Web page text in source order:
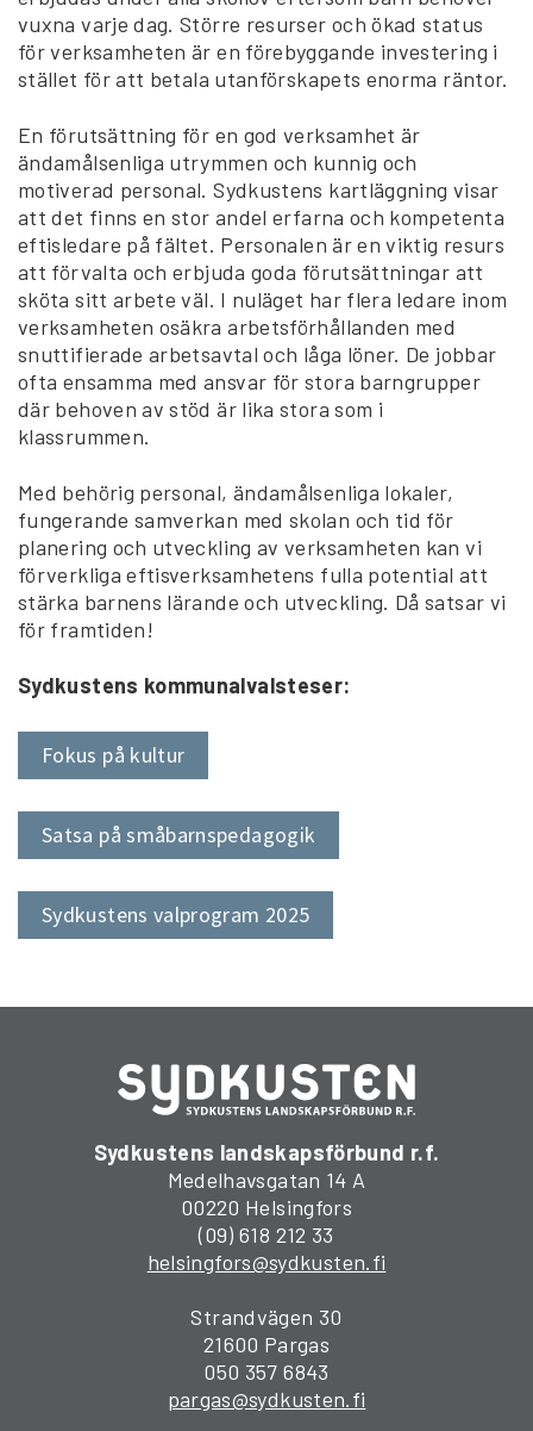
vuxna varje dag. Större resurser och ökad status
för verksamheten är en förebyggande investering i
stället för att betala utanförskapets enorma räntor.
En förutsättning för en god verksamhet är
ändamålsenliga utrymmen och kunnig och
motiverad personal. Sydkustens kartläggning visar
att det finns en stor andel erfarna och kompetenta
eftisledare på fältet. Personalen är en viktig resurs
att förvalta och erbjuda goda förutsättningar att
sköta sitt arbete väl. I nuläget har flera ledare inom
verksamheten osäkra arbetsförhållanden med
snuttifierade arbetsavtal och låga löner. De jobbar
ofta ensamma med ansvar för stora barngrupper
där behoven av stöd är lika stora som i
klassrummen.
Med behörig personal, ändamålsenliga lokaler,
fungerande samverkan med skolan och tid för
planering och utveckling av verksamheten kan vi
förverkliga eftisverksamhetens fulla potential att
stärka barnens lärande och utveckling. Då satsar vi
för framtiden!
Sydkustens kommunalvalsteser:
Fokus på kultur
Satsa på småbarnspedagogik
Sydkustens valprogram 2025
Sydkustens landskapsförbund r.f.
Medelhavsgatan 14 A
00220 Helsingfors
(09) 618 212 33
helsingfors@sydkusten.fi
Strandvägen 30
21600 Pargas
050 357 6843
pargas@sydkusten.fi